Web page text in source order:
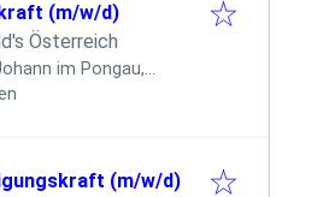
(m/w/d)
Österreich
im Pongau,
:
(m/w/d)